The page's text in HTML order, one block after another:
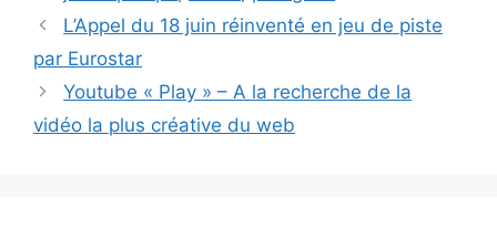
L’Appel du 18 juin réinventé en jeu de piste
par Eurostar
Youtube « Play » – A la recherche de la
vidéo la plus créative du web